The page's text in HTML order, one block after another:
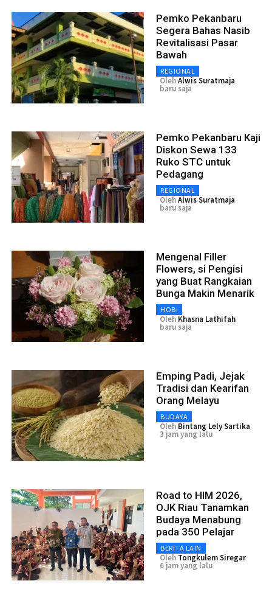
Pemko Pekanbaru
Segera Bahas Nasib
Revitalisasi Pasar
Bawah
REGIONAL
OlehAlwis Suratmaja
baru saja
Pemko Pekanbaru Kaji
Diskon Sewa 133
Ruko STC untuk
Pedagang
REGIONAL
OlehAlwis Suratmaja
baru saja
Mengenal Filler
Flowers, si Pengisi
yang Buat Rangkaian
Bunga Makin Menarik
HOBI
Oleh Khasna Lathifah
baru saja
Emping Padi, Jejak
Tradisi dan Kearifan
Orang Melayu
BUDAYA
Oleh Bintang Lely Sartika
3 jam yang lalu
Road to HIM 2026,
OJK Riau Tanamkan
Budaya Menabung
pada 350 Pelajar
BERITA LAIN
Oleh Tongkulem Siregar
6 jam yang lalu